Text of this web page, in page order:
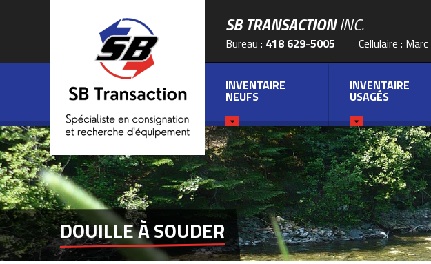
SB TRANSACTIONINC.
Bureau : 418 629-5005 Cellulaire : Marc
INVENTAIRE
NEUFS
INVENTAIRE
USAGÉS
DOUILLE À SOUDER